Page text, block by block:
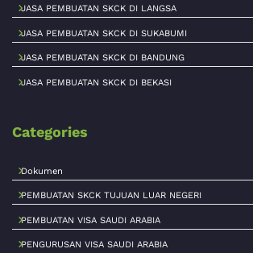
JASA PEMBUATAN SKCK DI LANGSA
JASA PEMBUATAN SKCK DI SUKABUMI
JASA PEMBUATAN SKCK DI BANDUNG
JASA PEMBUATAN SKCK DI BEKASI
Categories
Dokumen
PEMBUATAN SKCK TUJUAN LUAR NEGERI
PEMBUATAN VISA SAUDI ARABIA
PENGURUSAN VISA SAUDI ARABIA